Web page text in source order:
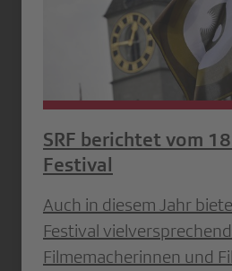
SRF berichtet vom
Festival
Auch in diesem Jahr
Festival
Filmemacherinnen und